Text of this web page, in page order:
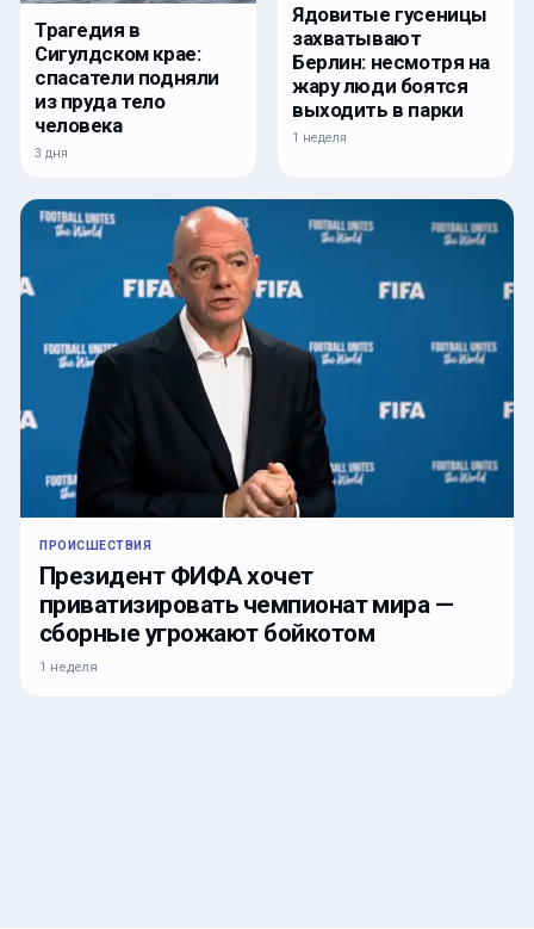
Трагедия в
Сигулдском крае:
спасатели подняли
из пруда тело
человека
3 дня
Ядовитые гусеницы
захватывают
Берлин: несмотря на
жару люди боятся
выходить в парки
1 неделя
ПРОИСШЕСТВИЯ
Президент ФИФА хочет
приватизировать чемпионат мира —
сборные угрожают бойкотом
1 неделя